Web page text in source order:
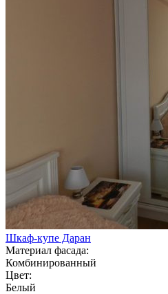
Шкаф-купе Даран
Материал фасада:
Комбинированный
Цвет:
Белый